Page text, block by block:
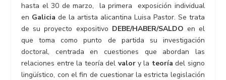
hasta el 30 de marzo, la primera
exposición individual
en Galicia de la artista alicantina Luisa Pastor. Se trata
de su proyecto expositivo DEBE/HABER/SALDO en el
quetoma como punto de partida su investigación
doctoral, centrada en cuestiones que abordan las
relaciones entre la teoría del valory la teoría del signo
lingüístico, con el fin de cuestionar la estricta legislación